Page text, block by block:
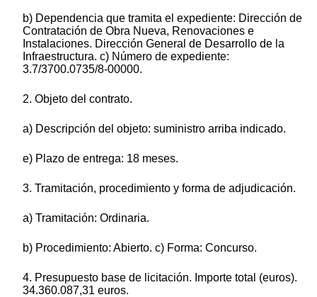
b) Dependencia que tramita el expediente: Dirección de
Contratación de Obra Nueva, Renovaciones e
Instalaciones. Dirección General de Desarrollo de la
Infraestructura. c) Número de expediente:
3.7/3700.0735/8-00000.
2. Objeto del contrato.
a) Descripción del objeto: suministro arriba indicado.
e) Plazo de entrega: 18 meses.
3. Tramitación, procedimiento y forma de adjudicación.
a) Tramitación: Ordinaria.
b) Procedimiento: Abierto. c) Forma: Concurso.
4. Presupuesto base de licitación. Importe total (euros).
34.360.087,31 euros.